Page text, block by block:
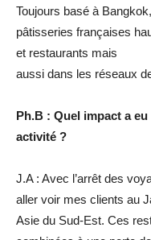
Toujours basé à
pâtisseries françaises
et restaurants mais
aussi dans les réseaux
Ph.B : Quel impact a
activité ?
J.A : Avec l’arrêt des
aller voir mes clients au
Asie du Sud-Est. Ces